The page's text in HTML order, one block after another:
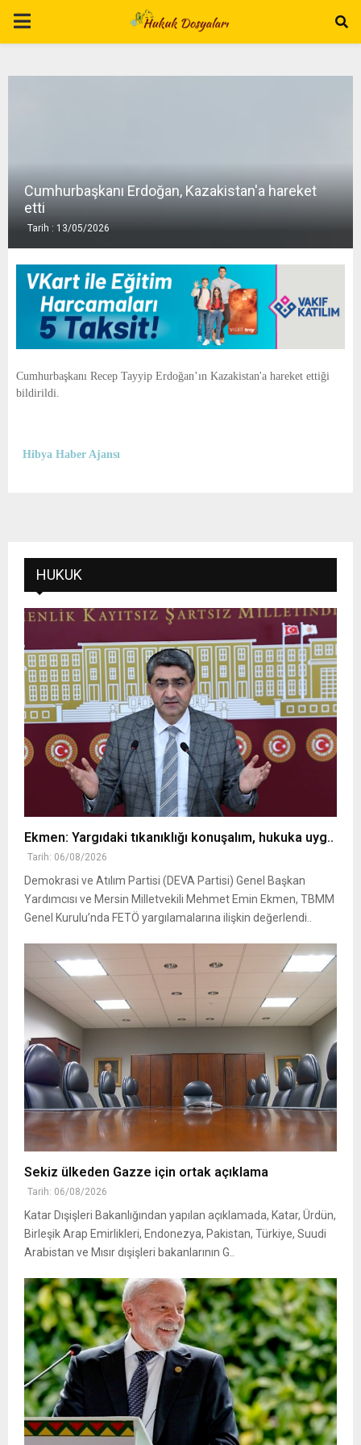
P
A
E
U
Cumhurbaşkanı Erdoğan, Kazakistan'a hareket
etti
Tarih : 13/05/2026
Cumhurbaşkanı Recep Tayyip Erdoğan’ın Kazakistan'a hareket ettiği
bildirildi.
Hibya Haber Ajansı
HUKUK
Ekmen: Yargıdaki tıkanıklığı konuşalım, hukuka uyg..
Tarih: 06/08/2026
Demokrasi ve Atılım Partisi (DEVA Partisi) Genel Başkan
Yardımcısı ve Mersin Milletvekili Mehmet Emin Ekmen, TBMM
Genel Kurulu’nda FETÖ yargılamalarına ilişkin değerlendi..
Sekiz ülkeden Gazze için ortak açıklama
Tarih: 06/08/2026
Katar Dışişleri Bakanlığından yapılan açıklamada, Katar, Ürdün,
Birleşik Arap Emirlikleri, Endonezya, Pakistan, Türkiye, Suudi
Arabistan ve Mısır dışişleri bakanlarının G..